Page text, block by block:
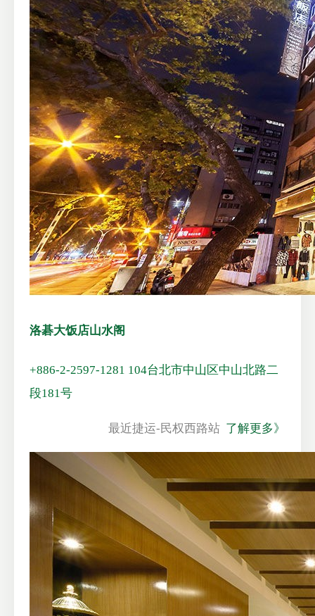
洛碁大饭店山水阁
+886-2-2597-1281 104台北市中山区中山北路二
段181号
最近捷运-民权西路站 了解更多》